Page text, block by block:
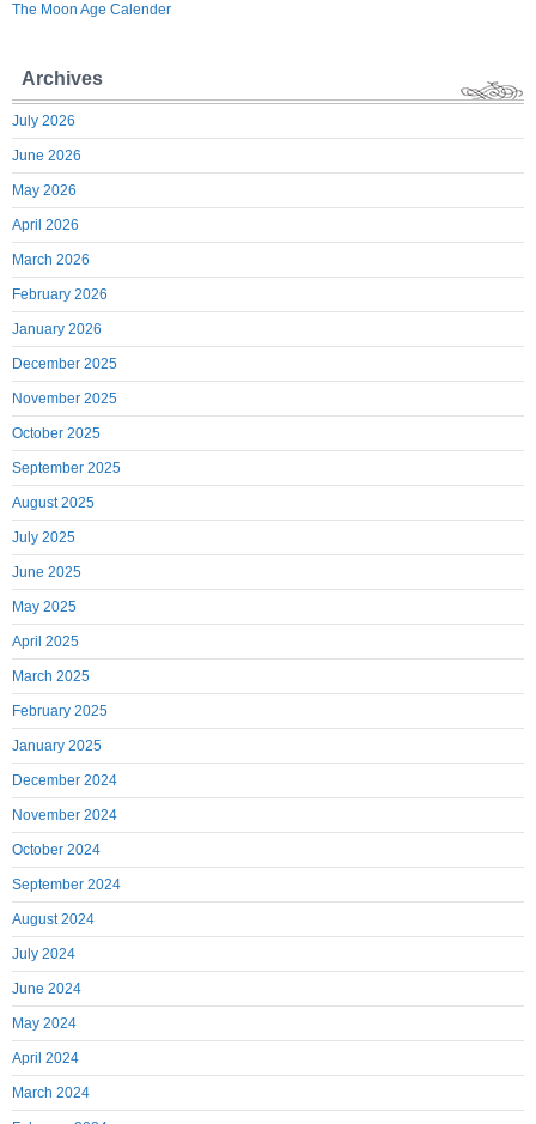
The Moon Age Calender
Archives
July 2026
June 2026
May 2026
April 2026
March 2026
February 2026
January 2026
December 2025
November 2025
October 2025
September 2025
August 2025
July 2025
June 2025
May 2025
April 2025
March 2025
February 2025
January 2025
December 2024
November 2024
October 2024
September 2024
August 2024
July 2024
June 2024
May 2024
April 2024
March 2024